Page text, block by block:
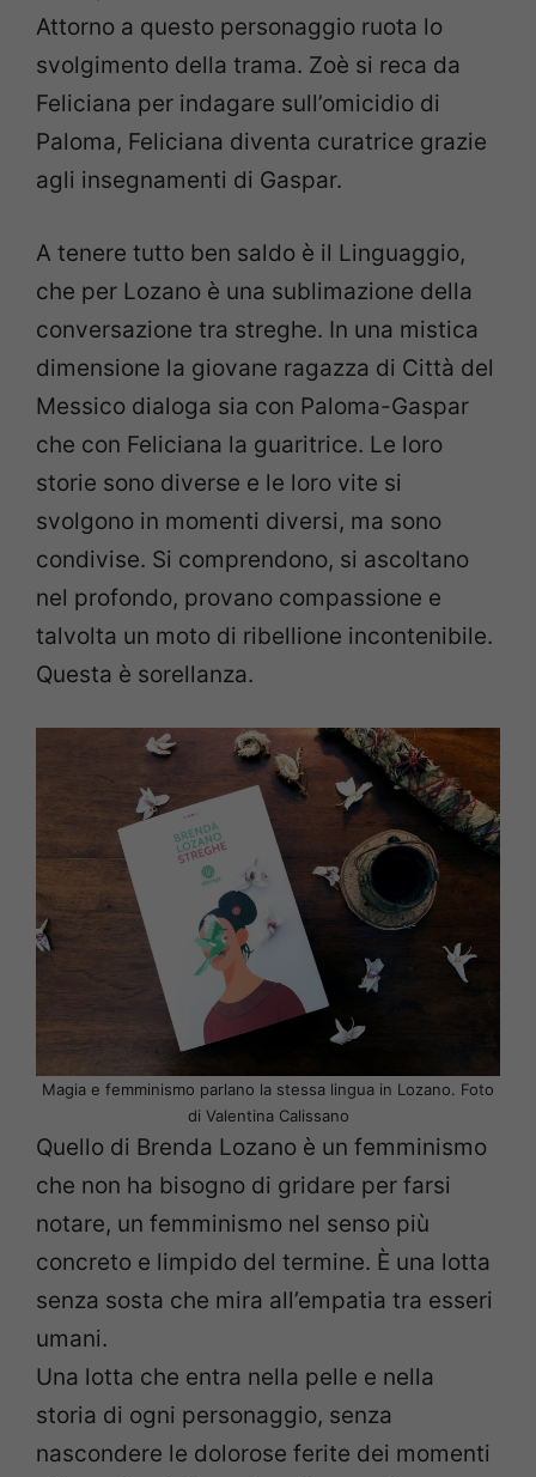
Attorno a questo personaggio ruota lo
svolgimento della trama. Zoè si reca da
Feliciana per indagare sull’omicidio di
Paloma, Feliciana diventa curatrice grazie
agli insegnamenti di Gaspar.
A tenere tutto ben saldo è il Linguaggio,
che per Lozano è una sublimazione della
conversazione tra streghe. In una mistica
dimensione la giovane ragazza di Città del
Messico dialoga sia con Paloma-Gaspar
che con Feliciana la guaritrice. Le loro
storie sono diverse e le loro vite si
svolgono in momenti diversi, ma sono
condivise. Si comprendono, si ascoltano
nel profondo, provano compassione e
talvolta un moto di ribellione incontenibile.
Questa è sorellanza.
Magia e femminismo parlano la stessa lingua in Lozano. Foto
di Valentina Calissano
Quello di Brenda Lozano è un femminismo
che non ha bisogno di gridare per farsi
notare, un femminismo nel senso più
concreto e limpido del termine. È una lotta
senza sosta che mira all’empatia tra esseri
umani.
Una lotta che entra nella pelle e nella
storia di ogni personaggio, senza
nascondere le dolorose ferite dei momenti